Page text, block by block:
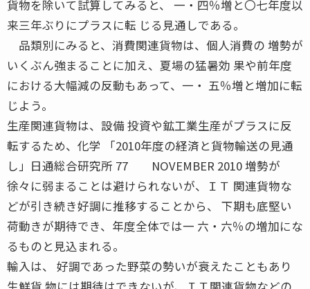
貨物を除いて試算してみると、 一・四％増と〇七年度以
来三年ぶりにプラスに転 じる見通しである。
品類別にみると、消費関連貨物は、個人消費の 増勢が
いくぶん強まることに加え、夏場の猛暑効 果や前年度
における大幅減の反動もあって、一・ 五％増と増加に転
じよう。
生産関連貨物は、設備 投資や鉱工業生産がプラスに反
転するため、化学 「2010年度の経済と貨物輸送の見通
し」日通総合研究所 77 NOVEMBER 2010 増勢が
徐々に弱まることは避けられないが、ＩＴ 関連貨物な
どが引き続き好調に推移することから、 下期も底堅い
荷動きが期待でき、年度全体では一 六・六％の増加にな
るものと見込まれる。
輸入は、 好調であった野菜の勢いが衰えたこともあり